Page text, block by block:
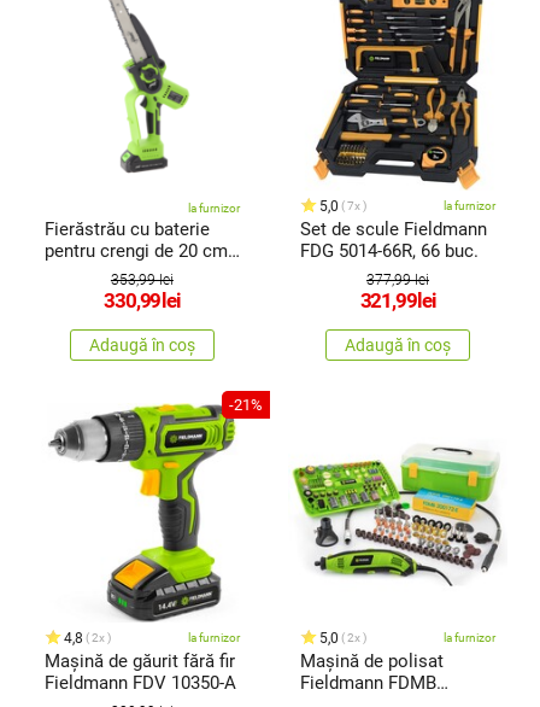
la furnizor
Fierăstrău cu baterie
pentru crengi de 20 cm,
900W, 21 V353,99 lei
330,99 lei
Adaugă în coș
5,0 7x la furnizor
Set de scule Fieldmann
FDG 5014-66R, 66 buc.
377,99 lei
321,99 lei
Adaugă în coș
-21%
4,8 2x la furnizor
Mașină de găurit fără fir
Fieldmann FDV 10350-A
5,0 2x la furnizor
Mașină de polisat
Fieldmann FDMB